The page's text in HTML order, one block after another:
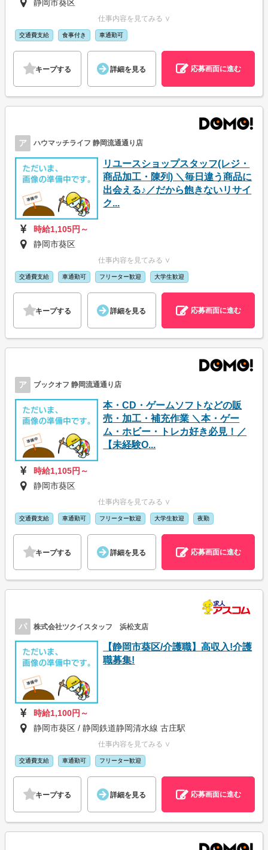
静岡市葵区
仕事内容を見てみる ∨
交通費支給 食事付き 車通勤可
キープする 詳細を見る 応募画面に進む
ア ハウマッチライフ 静岡流通通り店
リユースショップスタッフ(レジ・
商品加工・陳列) ＼毎日違う商品に
出会える♪／だから飽きないリサイ
ク...
時給1,105円～
静岡市葵区
仕事内容を見てみる ∨
交通費支給 車通勤可 フリーター歓迎 大学生歓迎
キープする 詳細を見る 応募画面に進む
ア ブックオフ 静岡流通通り店
本・CD・ゲームソフトなどの販
売・加工・補充作業 ＼本・ゲー
ム・ホビー・トレカ好き必見！／
【未経験O...
時給1,105円～
静岡市葵区
仕事内容を見てみる ∨
交通費支給 車通勤可 フリーター歓迎 大学生歓迎 夜勤
キープする 詳細を見る 応募画面に進む
パ 株式会社ツクイスタッフ 浜松支店
【静岡市葵区/介護職】高収入!介護
職募集!
時給1,100円～
静岡市葵区 / 静岡鉄道静岡清水線 古庄駅
仕事内容を見てみる ∨
交通費支給 車通勤可 フリーター歓迎
キープする 詳細を見る 応募画面に進む